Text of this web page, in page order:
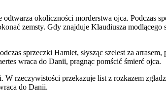
okoliczności morderstwa ojca. Podczas
zemsty. Gdy znajduje Klaudiusza modlącego
sprzeczki Hamlet, słysząc szelest za
wraca do Danii, pragnąc pomścić śmierć ojca.
rzeczywistości przekazuje list z rozkazem
do Danii.